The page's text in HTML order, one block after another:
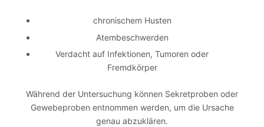
chronischem Husten
Atembeschwerden
Verdacht auf Infektionen, Tumoren oder
Fremdkörper
Während der Untersuchung können Sekretproben oder
Gewebeproben entnommen werden, um die Ursache
genau abzuklären.